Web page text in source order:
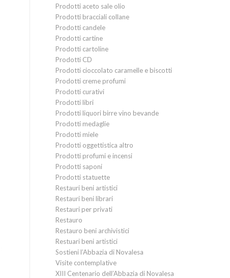
Prodotti aceto sale olio
Prodotti bracciali collane
Prodotti candele
Prodotti cartine
Prodotti cartoline
Prodotti CD
Prodotti cioccolato caramelle e biscotti
Prodotti creme profumi
Prodotti curativi
Prodotti libri
Prodotti liquori birre vino bevande
Prodotti medaglie
Prodotti miele
Prodotti oggettistica altro
Prodotti profumi e incensi
Prodotti saponi
Prodotti statuette
Restauri beni artistici
Restauri beni librari
Restauri per privati
Restauro
Restauro beni archivistici
Restuari beni artistici
Sostieni l’Abbazia di Novalesa
Visite contemplative
XIII Centenario dell’Abbazia di Novalesa